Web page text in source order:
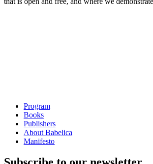
Program
Books
Publishers
About Babelica
Manifesto